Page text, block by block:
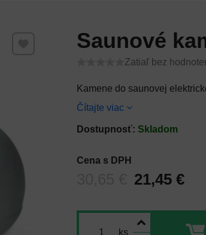
Saunové
Kamene do saunovej
Čítajte viac
Zatiaľ bez
Pridať k Obľúbeným
Dostupnosť: Skladom
Cena s DPH
21,45 €
Pred zľavou:
ks